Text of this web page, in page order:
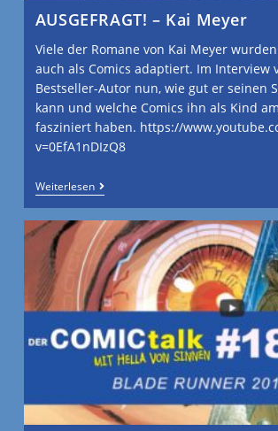
AUSGEFRAGT! – Kai Meyer
Viele der Romane von Kai Meyer
auch als Comics adaptiert. Im Interview
Bestseller-Autor nun, wie gut er seinen
kann und welche Comics ihn als Kind
fasziniert haben. https://
v=0EfA1nDIzQ8
Weiterlesen